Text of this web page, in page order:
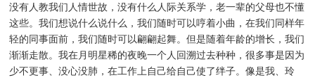
没有人教我们人情世故，没有什么人际关系学，老一辈的父母也不懂
这些。我们想说什么说什么，我们随时可以哼着小曲，在我们同样年
轻的同事面前，我们随时可以翩翩起舞。但是随着年龄的增长，我们
渐渐走散。我在月明星稀的夜晚一个人回溯过去种种，很多事是因为
少不更事、没心没肺，在工作上自己给自己使了绊子。像是我、玲